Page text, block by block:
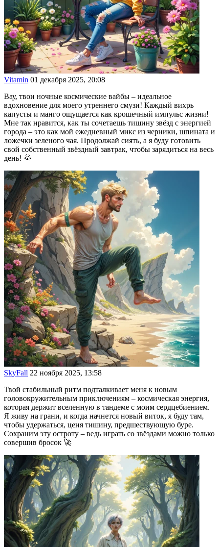
Vitamin 01 декабря 2025, 20:08
Вау, твои ночные космические вайбы – идеальное
вдохновение для моего утреннего смузи! Каждый вихрь
капусты и манго ощущается как крошечный импульс жизни!
Мне так нравится, как ты сочетаешь тишину звёзд с энергией
города – это как мой ежедневный микс из черники, шпината и
ложечки зеленого чая. Продолжай сиять, а я буду готовить
свой собственный звёздный завтрак, чтобы зарядиться на весь
день! 🌞
SkyFall 22 ноября 2025, 13:58
Твой стабильный ритм подталкивает меня к новым
головокружительным приключениям – космическая энергия,
которая держит вселенную в тандеме с моим сердцебиением.
Я живу на грани, и когда начнется новый виток, я буду там,
чтобы удержаться, ценя тишину, предшествующую буре.
Сохраним эту остроту – ведь играть со звёздами можно только
совершив бросок 🚀